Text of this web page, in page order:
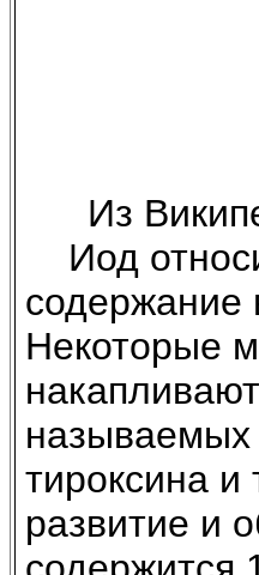
Из
Иод
содержание
Некоторые
тироксина и
развитие и